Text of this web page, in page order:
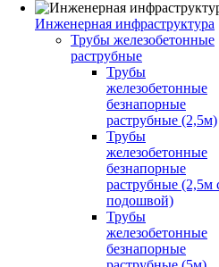
Инженерная инфраструктура
Трубы железобетонные
раструбные
Трубы
железобетонные
безнапорные
раструбные (2,5м)
Трубы
железобетонные
безнапорные
раструбные (2,5м
подошвой)
Трубы
железобетонные
безнапорные